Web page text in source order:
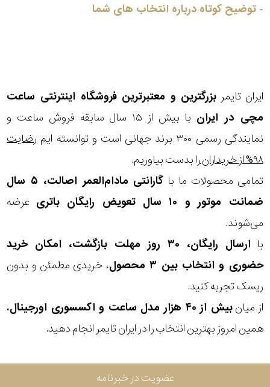
توضیح کوتاه درباره انتخاب های شما
ایران تایمر بزرگترین و معتبرترین فروشگاه اینترنتی ساعت
مچی در ایران
با بیش از ۱۵ سال سابقه فروش ساعت و
نمایندگی رسمی ۳۰۰ برند جهانی است و توانسته ایم
رضایت
۹۸% از خریداران
را بدست بیاوریم.
تمامی محصولات ما با
گارانتی مادام‌العمر اصالت، ۵ سال
ضمانت موتور و ۱۰ سال تعویض رایگان باتری
عرضه
می‌شوند.
با
ارسال رایگان، ۳۰ روز مهلت بازگشت، امکان خرید
حضوری و انتخاب بین ۳ محصول
، خریدی مطمئن و بدون
ریسک تجربه کنید.
از میانبیش از ۴۰ هزار مدل ساعت و اکسسوری اورجینال
،
همین امروز بهترین انتخاب را در ایران تایمر انجام دهید.
رفته
منبع
تغذیه
گارانتی
اصالت
کشور
برند
باتری
عضویت در خبرنامه